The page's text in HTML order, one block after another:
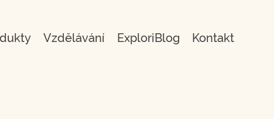
Kontakt
ExploriBlog
Vzdělávání